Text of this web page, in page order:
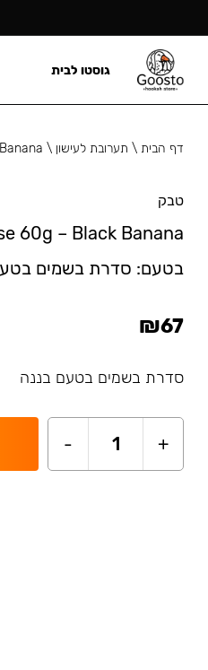
דף הבית\ תערובת לעישון \
טבק
60g – Black Banana
בטעם: סדרת בשמים
₪67
סדרת בשמים בטעם בננה
+
1
-
גוסטו לבית